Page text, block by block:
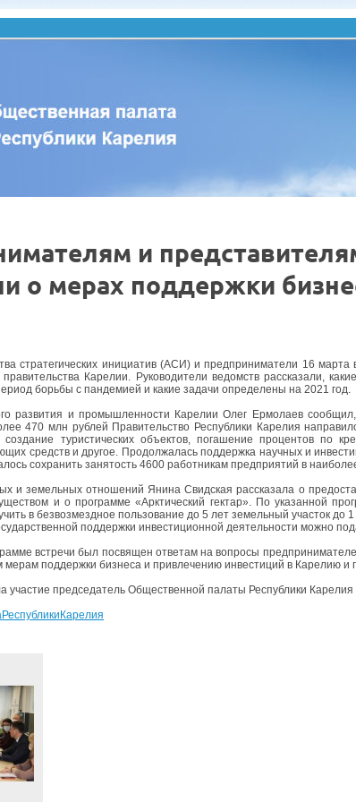
и
о мерах поддержки
стратегических инициатив (АСИ) и предприниматели 16
правительства Карелии. Руководители ведомств рассказали,
борьбы с пандемией и какие задачи определены на 2021 год.
развития и промышленности Карелии Олег Ермолаев
470 млн рублей Правительство Республики Карелия
создание туристических объектов, погашение процентов по
средств и другое. Продолжалась поддержка научных и
сохранить занятость 4600 работникам предприятий в
и земельных отношений Янина Свидская рассказала о
и о программе «Арктический гектар». По указанной
в безвозмездное пользование до 5 лет земельный участок до
поддержки инвестиционной деятельности можно
встречи был посвящен ответам на вопросы
поддержки бизнеса и привлечению инвестиций в Карелию и
участие председатель Общественной палаты Республики Карелия